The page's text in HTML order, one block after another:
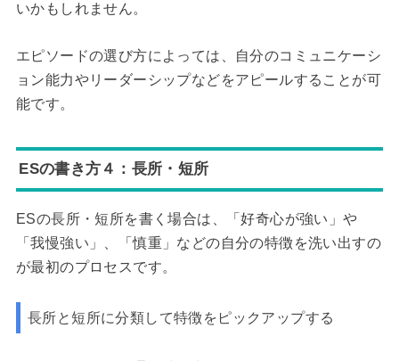
いかもしれません。
エピソードの選び方によっては、自分のコミュニケーシ
ョン能力やリーダーシップなどをアピールすることが可
能です。
ESの書き方４：長所・短所
ESの長所・短所を書く場合は、「好奇心が強い」や
「我慢強い」、「慎重」などの自分の特徴を洗い出すの
が最初のプロセスです。
長所と短所に分類して特徴をピックアップする